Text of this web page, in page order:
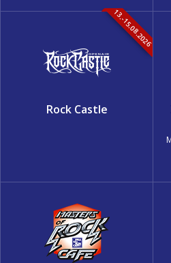
13.-15.08.2026
Rock Castle